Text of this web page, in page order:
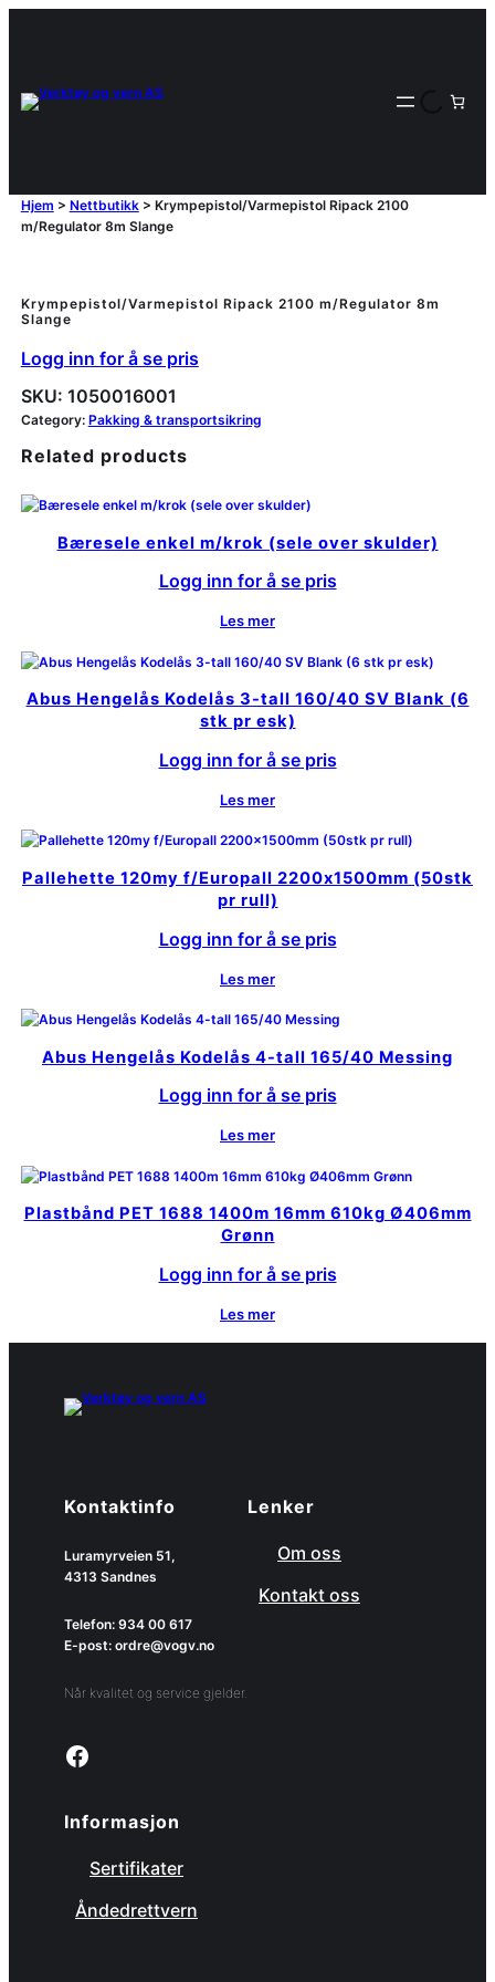
Hjem > Nettbutikk> Krympepistol/Varmepistol Ripack 2100
m/Regulator 8m Slange
Krympepistol/Varmepistol Ripack 2100 m/Regulator 8m
Slange
Logg inn for å se pris
SKU: 1050016001
Category: Pakking & transportsikring
Related products
Bæresele enkel m/krok (sele over skulder)
Logg inn for å se pris
Les mer
Abus Hengelås Kodelås 3-tall 160/40 SV Blank (6
stk pr esk)
Logg inn for å se pris
Les mer
Pallehette 120my f/Europall 2200x1500mm (50stk
pr rull)
Logg inn for å se pris
Les mer
Abus Hengelås Kodelås 4-tall 165/40 Messing
Logg inn for å se pris
Les mer
Plastbånd PET 1688 1400m 16mm 610kg Ø406mm
Grønn
Logg inn for å se pris
Les mer
Kontaktinfo
Luramyrveien 51,
4313 Sandnes
Telefon: 934 00 617
E-post: ordre@vogv.no
Når kvalitet og service gjelder.
Link to facebook page
Lenker
Om oss
Kontakt oss
Informasjon
Sertifikater
Åndedrettvern